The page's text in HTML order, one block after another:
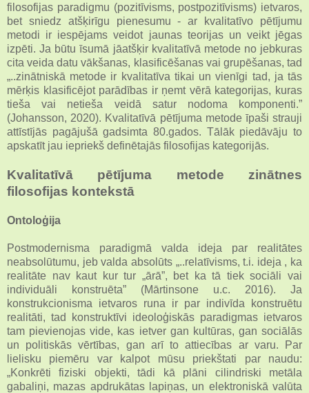
filosofijas paradigmu (pozitīvisms, postpozitīvisms) ietvaros,
bet sniedz atšķirīgu pienesumu - ar kvalitatīvo pētījumu
metodi ir iespējams veidot jaunas teorijas un veikt jēgas
izpēti. Ja būtu īsumā jāatšķir kvalitatīvā metode no jebkuras
cita veida datu vākšanas, klasificēšanas vai grupēšanas, tad
„..zinātniskā metode ir kvalitatīva tikai un vienīgi tad, ja tās
mērķis klasificējot parādības ir ņemt vērā kategorijas, kuras
tieša vai netieša veidā satur nodoma komponenti.”
(Johansson, 2020). Kvalitatīvā pētījuma metode īpaši strauji
attīstījās pagājušā gadsimta 80.gados. Tālāk piedāvāju to
apskatīt jau iepriekš definētajās filosofijas kategorijās.
Kvalitatīvā pētījuma metode zinātnes
filosofijas kontekstā
Ontoloģija
Postmodernisma paradigmā valda ideja par realitātes
neabsolūtumu, jeb valda absolūts „..relatīvisms, t.i. ideja , ka
realitāte nav kaut kur tur „ārā”, bet ka tā tiek sociāli vai
individuāli konstruēta” (Mārtinsone u.c. 2016). Ja
konstrukcionisma ietvaros runa ir par indivīda konstruētu
realitāti, tad konstruktīvi ideoloģiskās paradigmas ietvaros
tam pievienojas vide, kas ietver gan kultūras, gan sociālās
un politiskās vērtības, gan arī to attiecības ar varu. Par
lielisku piemēru var kalpot mūsu priekštati par naudu:
„Konkrēti fiziski objekti, tādi kā plāni cilindriski metāla
gabaliņi, mazas apdrukātas lapiņas, un elektroniskā valūta